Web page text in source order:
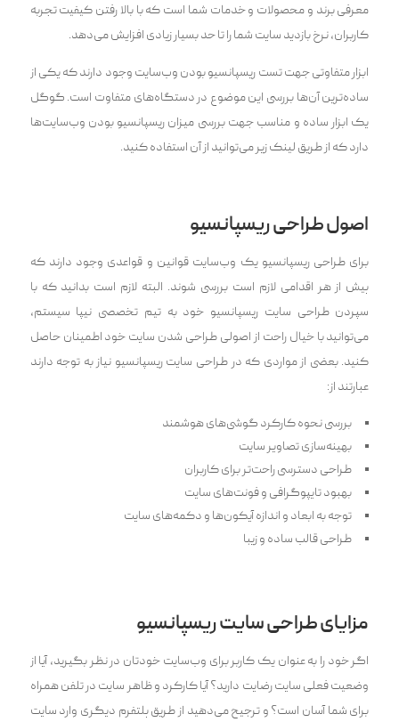
معرفی برند و محصولات و خدمات شما است که با بالا رفتن کیفیت تجربه
کاربران، نرخ بازدید سایت شما را تا حد بسیار زیادی افزایش می‌دهد.
ابزار متفاوتی جهت تست ریسپانسیو بودن وب‌سایت وجود دارند که یکی از
ساده‌ترین آن‌ها بررسی این موضوع در دستگاه‌های متفاوت است. گوگل
یک ابزار ساده و مناسب جهت بررسی میزان ریسپانسیو بودن وب‌سایت‌ها
دارد که از طریق لینک زیر می‌توانید از آن استفاده کنید.
اصول طراحی ریسپانسیو
برای طراحی ریسپانسیو یک وب‌سایت قوانین و قواعدی وجود دارند که
پیش از هر اقدامی لازم است بررسی شوند. البته لازم است بدانید که با
سپردن طراحی سایت ریسپانسیو خود به تیم تخصصی نیپا سیستم،
می‌توانید با خیال راحت از اصولی طراحی شدن سایت خود اطمینان حاصل
کنید. بعضی از مواردی که در طراحی سایت ریسپانسیو نیاز به توجه دارند
عبارتند از:
بررسی نحوه کارکرد گوشی‌های هوشمند
بهینه‌سازی تصاویر سایت
طراحی دسترسی راحت‌تر برای کاربران
بهبود تایپوگرافی و فونت‌های سایت
توجه به ابعاد و اندازه آیکون‌ها و دکمه‌های سایت
طراحی قالب ساده و زیبا
مزایای طراحی سایت ریسپانسیو
اگر خود را به عنوان یک کاربر برای وب‌سایت خودتان در نظر بگیرید، آیا از
وضعیت فعلی سایت رضایت دارید؟ آیا کارکرد و ظاهر سایت در تلفن همراه
برای شما آسان است؟ و ترجیح می‌دهید از طریق پلتفرم دیگری وارد سایت